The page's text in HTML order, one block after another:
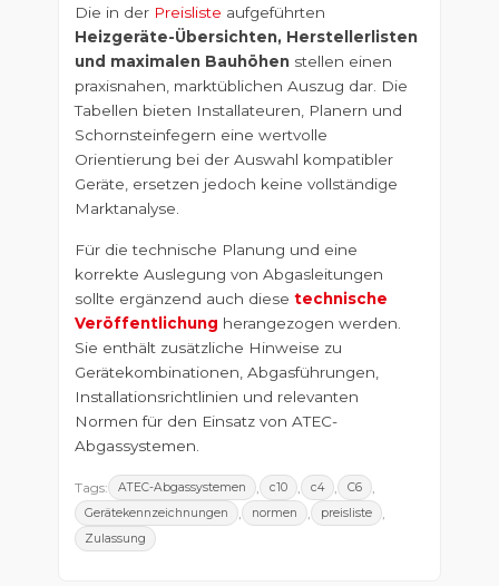
Die in der Preisliste aufgeführten
Heizgeräte-Übersichten, Herstellerlisten
und maximalen Bauhöhenstellen einen
praxisnahen, marktüblichen Auszug dar. Die
Tabellen bieten Installateuren, Planern und
Schornsteinfegern eine wertvolle
Orientierung bei der Auswahl kompatibler
Geräte, ersetzen jedoch keine vollständige
Marktanalyse.
Für die technische Planung und eine
korrekte Auslegung von Abgasleitungen
sollte ergänzend auch diese technische
Veröffentlichung herangezogen werden.
Sie enthält zusätzliche Hinweise zu
Gerätekombinationen, Abgasführungen,
Installationsrichtlinien und relevanten
Normen für den Einsatz von ATEC-
Abgassystemen.
Tags: ATEC-Abgassystemen , c10 , c4 , C6 ,
Gerätekennzeichnungen , normen , preisliste ,
Zulassung